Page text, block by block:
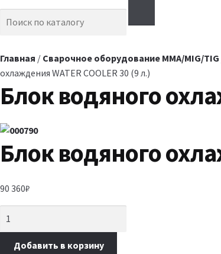
Search for:
Главная / Сварочное оборудование MMA/MIG/TIG
охлаждения WATER COOLER 30 (9 л.)
Блок водяного
Блок водяного
90 360₽
Добавить в корзину